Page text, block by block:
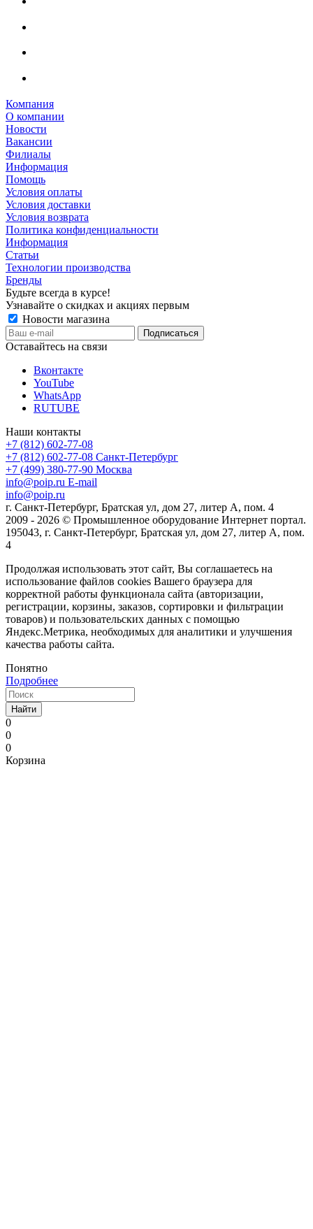
Компания
О компании
Новости
Вакансии
Филиалы
Информация
Помощь
Условия оплаты
Условия доставки
Условия возврата
Политика конфиденциальности
Информация
Статьи
Технологии производства
Бренды
Будьте всегда в курсе!
Узнавайте о скидках и акциях первым
Новости магазина
Оставайтесь на связи
Вконтакте
YouTube
WhatsApp
RUTUBE
Наши контакты
+7 (812) 602-77-08
+7 (812) 602-77-08 Санкт-Петербург
+7 (499) 380-77-90 Москва
info@poip.ru E-mail
info@poip.ru
г. Санкт-Петербург, Братская ул, дом 27, литер А, пом. 4
2009 - 2026 © Промышленное оборудование Интернет портал.
195043, г. Санкт-Петербург, Братская ул, дом 27, литер А, пом.
4
Продолжая использовать этот сайт, Вы соглашаетесь на
использование файлов cookies Вашего браузера для
корректной работы функционала сайта (авторизации,
регистрации, корзины, заказов, сортировки и фильтрации
товаров) и пользовательских данных с помощью
Яндекс.Метрика, необходимых для аналитики и улучшения
качества работы сайта.
Понятно
Подробнее
Найти
0
0
0
Корзина